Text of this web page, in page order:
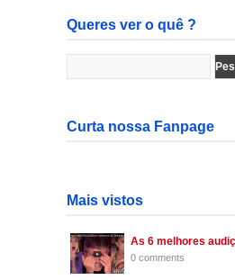
Queres ver o quê ?
Curta nossa Fanpage
Mais vistos
As 6 melhores
0 comments